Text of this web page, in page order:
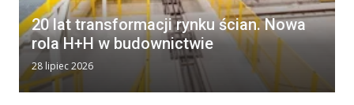
20 lat transformacji rynku ścian. Nowa
rola H+H w budownictwie
28 lipiec 2026